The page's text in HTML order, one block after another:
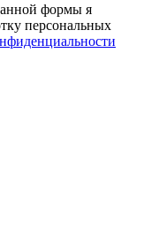
формы я
персональных